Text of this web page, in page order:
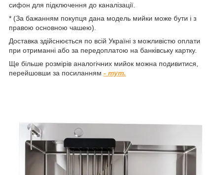
сифон для підключення до каналізації.
* (За бажанням покупця дана модель мийки може бути і з
правою основною чашею).
Доставка здійснюється по всій Україні з можливістю оплати
при отриманні або за передоплатою на банківську картку.
Ще більше розмірів аналогічних мийок можна подивитися,
перейшовши за посиланням - тут.